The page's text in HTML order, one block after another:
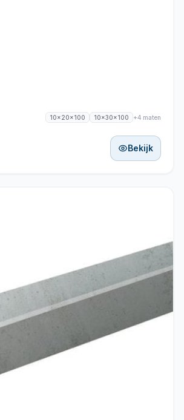
10x20x100 10x30x100 +4 maten
Bekijk